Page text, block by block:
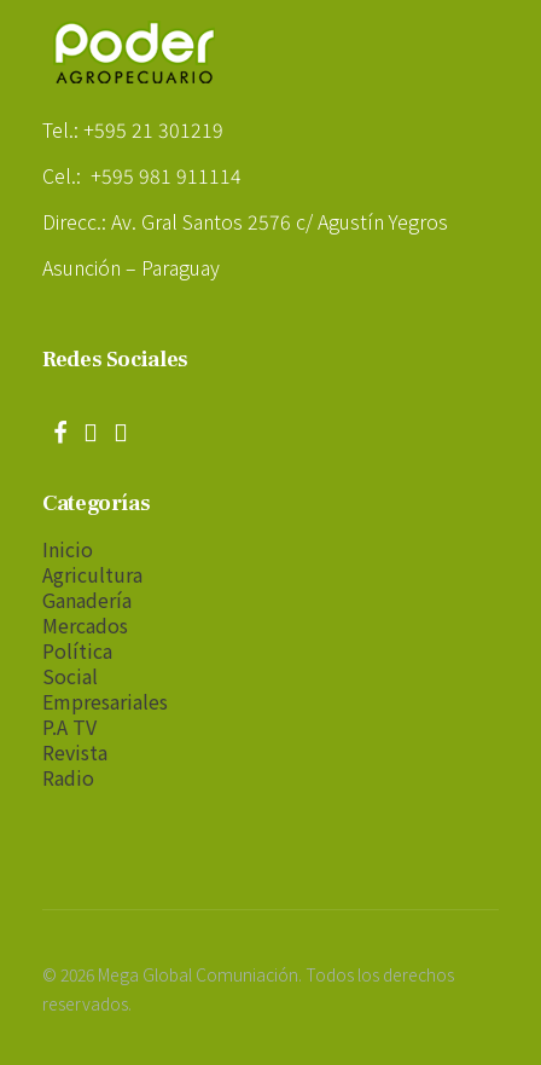
Tel.: +595 21 301219
Cel.: +595 981 911114
Direcc.: Av. Gral Santos 2576 c/ Agustín Yegros
Asunción – Paraguay
Redes Sociales
Categorías
Inicio
Agricultura
Ganadería
Mercados
Política
Social
Empresariales
P.A TV
Revista
Radio
© 2026 Mega Global Comuniación. Todos los derechos
reservados.